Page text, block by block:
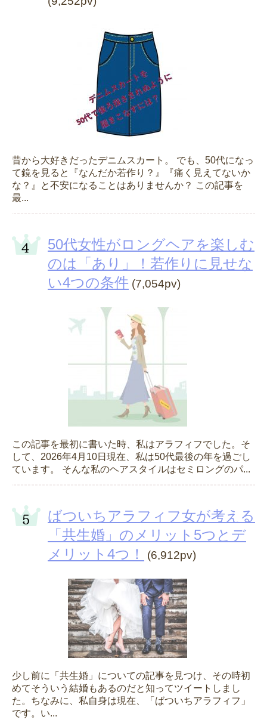
昔から大好きだったデニムスカート。 でも、50代になっ
て鏡を見ると『なんだか若作り？』『痛く見えてないか
な？』と不安になることはありませんか？ この記事を
最...
50代女性がロングヘアを楽しむ
のは「あり」！若作りに見せな
い4つの条件 (7,054pv)
この記事を最初に書いた時、私はアラフィフでした。そ
して、2026年4月10日現在、私は50代最後の年を過ごし
ています。 そんな私のヘアスタイルはセミロングのパ...
ばついちアラフィフ女が考える
「共生婚」のメリット5つとデ
メリット4つ！
(6,912pv)
少し前に「共生婚」についての記事を見つけ、その時初
めてそういう結婚もあるのだと知ってツイートしまし
た。ちなみに、私自身は現在、「ばついちアラフィフ」
です。い...